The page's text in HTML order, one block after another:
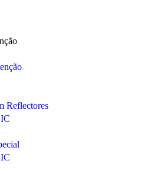
Reflectores